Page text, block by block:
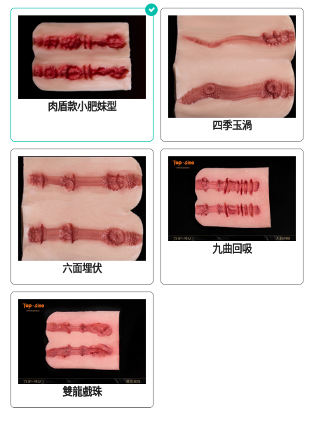
肉盾款小肥妹型
四季玉渦
六面埋伏
九曲回吸
雙龍戲珠